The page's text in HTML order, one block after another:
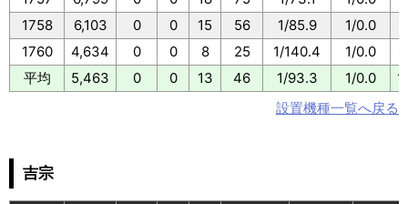
1758
6,103 0 0 15 56 1/85.9 1/0.0
1760
4,634 0 0 8 25 1/140.4 1/0.0
平均
5,463 0 0 13 46 1/93.3 1/0.0
設置機種一覧へ戻る
吉宗